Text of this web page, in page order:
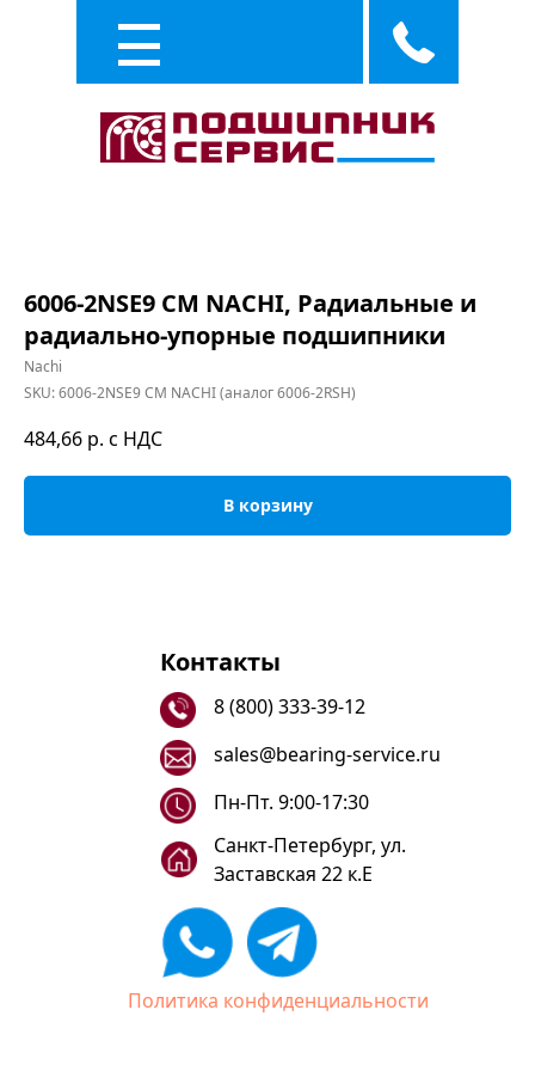
6006-2NSE9 CM NACHI, Радиальные и
радиально-упорные подшипники
Nachi
SKU:6006-2NSE9 CM NACHI (аналог 6006-2RSH)
484,66 р. с НДС
В корзину
Контакты
8 (800) 333-39-12
sales@bearing-service.ru
Санкт-Петербург, ул.
Заставская 22 к.Е
Пн-Пт. 9:00-17:30
Политика конфиденциальности